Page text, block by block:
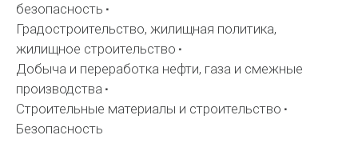
безопасность
Градостроительство, жилищная политика,
жилищное строительство
Добыча и переработка нефти, газа и смежные
производства
Строительные материалы и строительство
Безопасность